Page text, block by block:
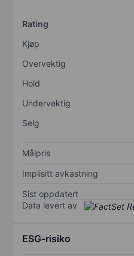
Rating
Kjøp
Overvektig
Hold
Undervektig
Selg
Målpris
Implisitt avkastning
Sist oppdatert
Data levert av
ESG-risiko